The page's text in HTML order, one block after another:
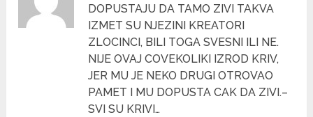
DOPUSTAJU DA TAMO ZIVI TAKVA
IZMET SU NJEZINI KREATORI
ZLOCINCI, BILI TOGA SVESNI ILI NE.
NIJE OVAJ COVEKOLIKI IZROD KRIV,
JER MU JE NEKO DRUGI OTROVAO
PAMET I MU DOPUSTA CAK DA ZIVI.–
SVI SU KRIVI…